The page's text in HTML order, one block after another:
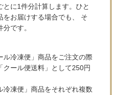
に1件分計算します。ひと
をお届けする場合でも、 そ
です。
ル冷凍便」商品をご注文の際
クール便送料」として250円
冷凍便」商品をそれぞれ複数